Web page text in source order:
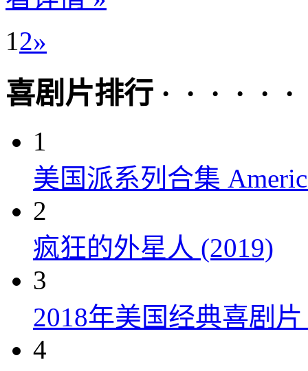
1 2»
喜剧片排行 · · · · · ·
1
美国派系列合集
2
疯狂的外星人 (2019)
3
2018年美国经典喜剧
4